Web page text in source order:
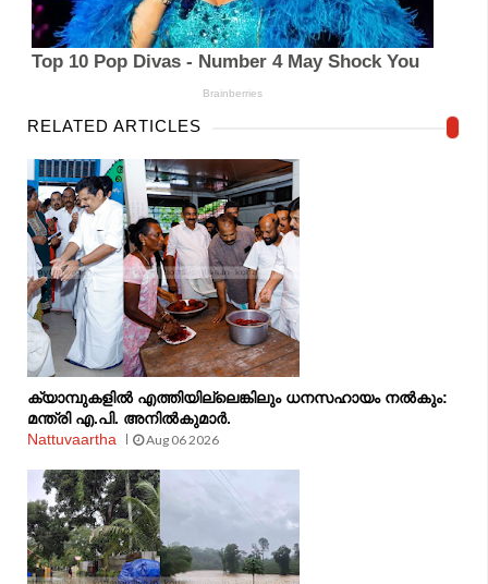
RELATED ARTICLES
ക്യാമ്പുകളിൽ എത്തിയില്ലെങ്കിലും ധനസഹായം നൽകും:
മന്ത്രി എ.പി. അനിൽകുമാർ.
Nattuvaartha
Aug 06 2026